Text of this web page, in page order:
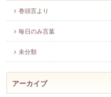
巻頭言より
毎日のみ言葉
未分類
アーカイブ